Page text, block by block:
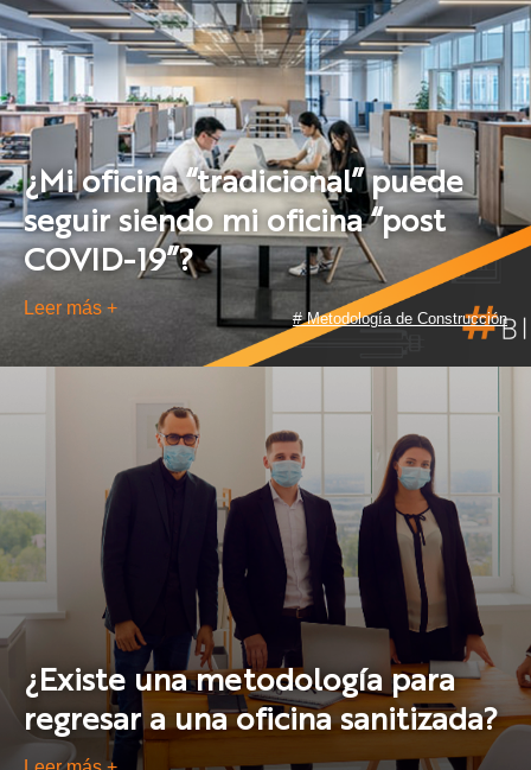
¿Mi oficina “tradicional” puede
seguir siendo mi oficina “post
COVID-19”?
Leer más + #Metodología de Construcción
¿Existe una metodología para
regresar a una oficina sanitizada?